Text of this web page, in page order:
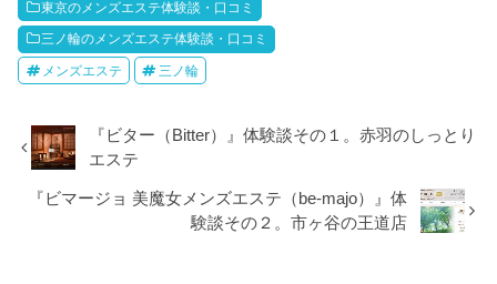
東京のメンズエステ体験談・口コミ
三ノ輪のメンズエステ体験談・口コミ
メンズエステ 三ノ輪
『ビター（Bitter）』体験談その１。赤羽のしっとり
エステ
『ビマージョ 美魔女メンズエステ（be-majo）』体
験談その２。市ヶ谷の王道店